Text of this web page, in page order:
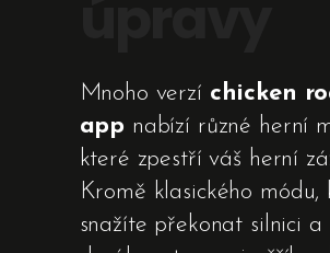
Mnoho verzí chicken
app nabízí různé herní
které zpestří váš herní
Kromě klasického módu,
snažíte překonat silnici a